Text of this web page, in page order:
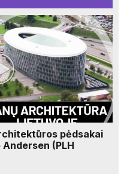
pėdsakai
(PLH